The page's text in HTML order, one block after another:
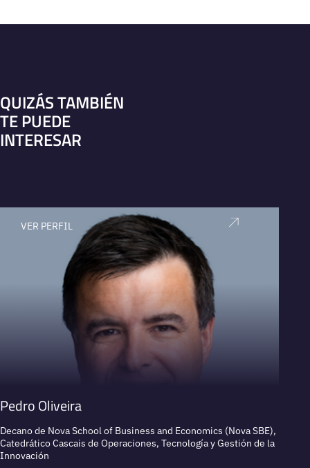
QUIZÁS TAMBIÉN
TE PUEDE
INTERESAR
VER PERFIL
Pedro Oliveira
Decano de Nova School of Business and Economics (Nova SBE),
Catedrático Cascais de Operaciones, Tecnología y Gestión de la
Innovación